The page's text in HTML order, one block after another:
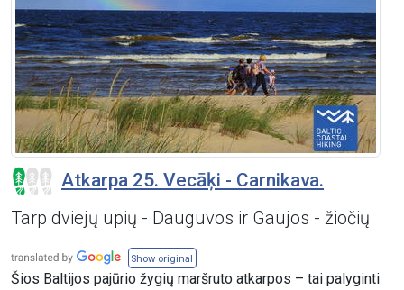
Atkarpa 25. Vecāķi - Carnikava.
Tarp dviejų upių - Dauguvos ir Gaujos - žiočių
Show original
Šios Baltijos pajūrio žygių maršruto atkarpos – tai palyginti